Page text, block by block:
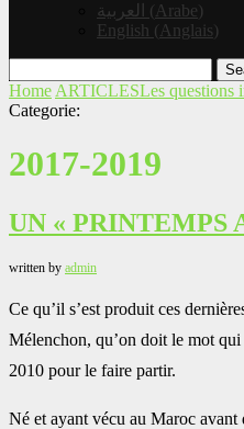
العربية
( Arabe )
English ( Anglais )
Home ARTICLESLes questions
Categorie:
2017-2019
UN « PRINTEMPS
written by admin
Ce qu’il s’est produit ces
Mélenchon, qu’on doit le mot qui
2010 pour le faire partir.
Né et ayant vécu au Maroc